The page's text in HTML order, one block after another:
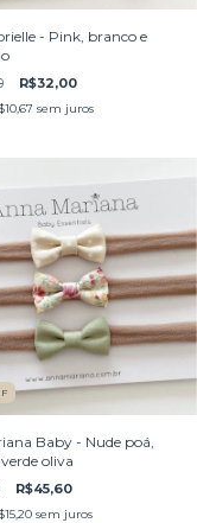
- Pink, branco e
R$32,00
sem juros
Baby - Nude poá,
oliva
R$45,60
sem juros